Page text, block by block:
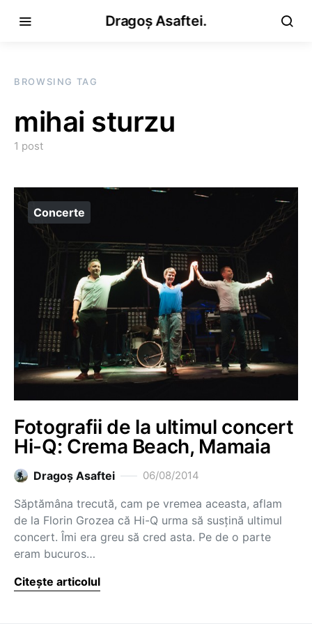
Dragoș Asaftei.
BROWSING TAG
mihai sturzu
1 post
Concerte
Fotografii de la ultimul concert
Hi-Q: Crema Beach, Mamaia
Dragoş Asaftei 06/08/2014
Săptămâna trecută, cam pe vremea aceasta, aflam
de la Florin Grozea că Hi-Q urma să susțină ultimul
concert. Îmi era greu să cred asta. Pe de o parte
eram bucuros…
Citește articolul